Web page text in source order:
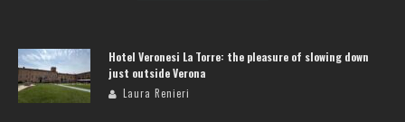
Hotel Veronesi La Torre: the pleasure of slowing down
just outside Verona
Laura Renieri